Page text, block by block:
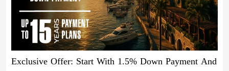
Exclusive Offer: Start With 1.5% Down Payment And